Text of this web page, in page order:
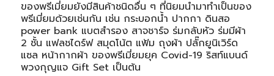
ของพรีเมี่ยมยังมีสินค้าชนิดอื่น ๆ ที่นิยมนำมาทำเป็นของ
พรีเมี่ยมด้วยเช่นกัน เช่น กระบอกน้ำ ปากกา ดินสอ
power bank แบตสำรอง สาจชาร์จ ร่มกลับหัว ร่มมีผ้า
2 ชั้น แฟลชไดร์ฟ สมุดโน้ต แฟ้ม ถุงผ้า ปลั๊กยูนิเวิร์ด
แซล หน้ากากผ้า ของพรีเมี่ยมยุค Covid-19 ริสท์แบนด์
พวงกุญแจ Gift Set เป็นต้น